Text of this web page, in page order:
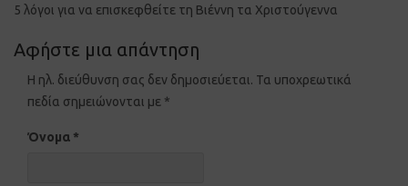
5 λόγοι για να επισκεφθείτε τη Βιέννη τα Χριστούγεννα
Αφήστε μια απάντηση
Η ηλ. διεύθυνση σας δεν δημοσιεύεται. Τα υποχρεωτικά
πεδία σημειώνονται με *
Όνομα *